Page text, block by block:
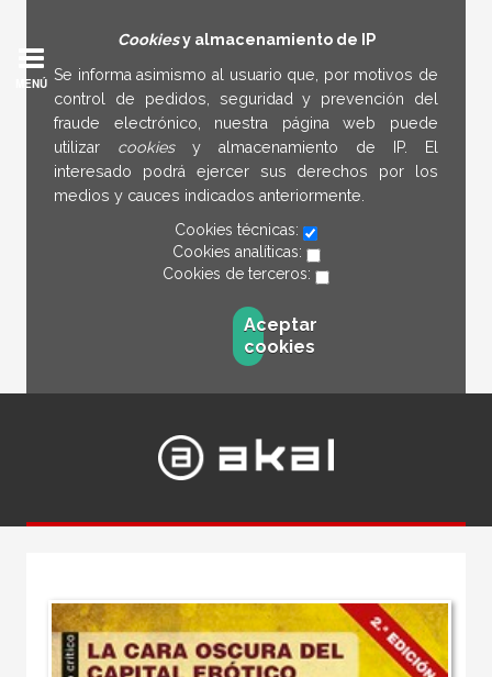
Cookiesy almacenamiento de IP
Se informa asimismo al usuario que, por motivos de
control de pedidos, seguridad y prevención del
fraude electrónico, nuestra página web puede
utilizar cookies y almacenamiento de IP. El
interesado podrá ejercer sus derechos por los
medios y cauces indicados anteriormente.
Cookies técnicas:
Cookies analíticas:
Cookies de terceros:
Aceptar
cookies
MENÚ